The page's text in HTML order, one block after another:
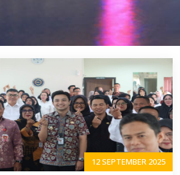
12 SEPTEMBER 2025